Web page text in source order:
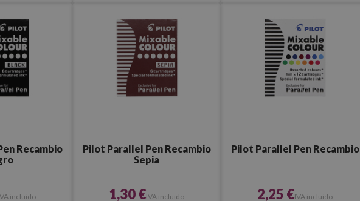
Recambio
incluido
Pilot Parallel Pen Recambio
Sepia
1,30 €IVA incluido
Pilot Parallel Pen Recambio
2,25 €IVA incluido